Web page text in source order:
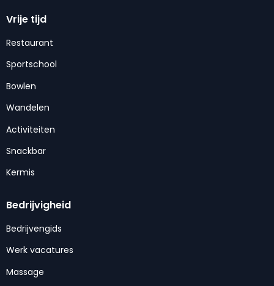
Vrije tijd
Restaurant
Sportschool
Bowlen
Wandelen
Activiteiten
Snackbar
Kermis
Bedrijvigheid
Bedrijvengids
Werk vacatures
Massage